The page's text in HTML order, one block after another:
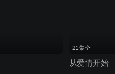
21集全
从爱情开始